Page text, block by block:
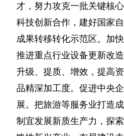
才，努力攻克一批关键核
科技创新合作，建好国家
成果转移转化示范区。加
推进重点行业设备更新改
升级、提质、增效，提高
品精深加工度。促进中央
展。把旅游等服务业打造
制宜发展新质生产力，探